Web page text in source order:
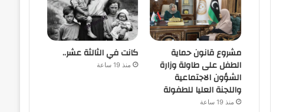
مشروع قانون حماية
الطفل على طاولة وزارة
الشؤون الاجتماعية
واللجنة العليا للطفولة
منذ 19 ساعة
كانت في الثالثة عشر..
منذ 19 ساعة